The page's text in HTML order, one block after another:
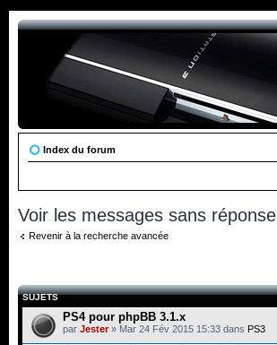
Index du forum
Voir les messages sans réponse
Revenir à la recherche avancée
SUJETS
PS4 pour phpBB 3.1.x
par Jester» Mar 24 Fév 2015 15:33 dans PS3